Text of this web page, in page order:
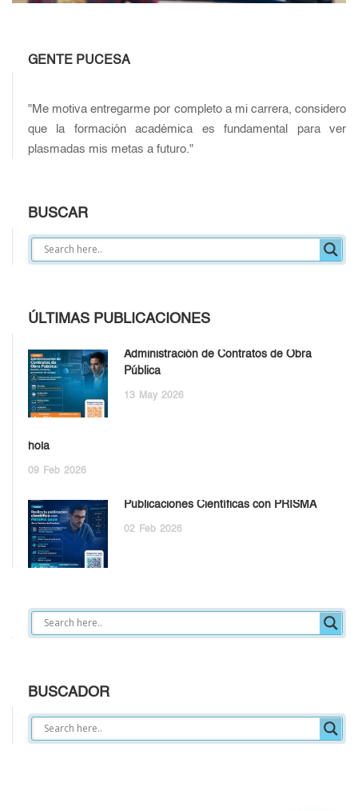
GENTE PUCESA
"Me motiva entregarme por completo a mi carrera, considero
que la formación académica es fundamental para ver
plasmadas mis metas a futuro."
BUSCAR
ÚLTIMAS PUBLICACIONES
Administración de Contratos de Obra
Pública
13 May 2026
hola
09 Feb 2026
Publicaciones Científicas con PRISMA
02 Feb 2026
BUSCADOR